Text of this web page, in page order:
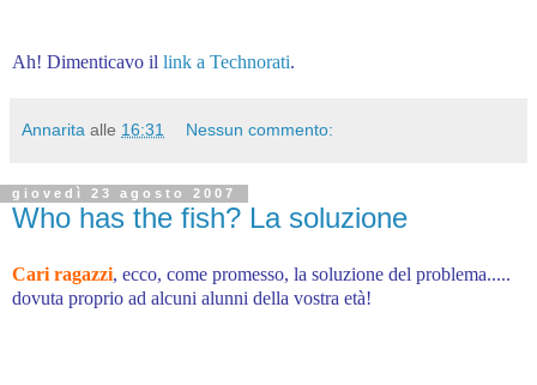
Ah! Dimenticavo il link a Technorati.
Annarita alle 16:31 Nessun commento:
giovedì 23 agosto 2007
Who has the fish? La soluzione
Cari ragazzi, ecco, come promesso, la soluzione del problema.....
dovuta proprio ad alcuni alunni della vostra età!